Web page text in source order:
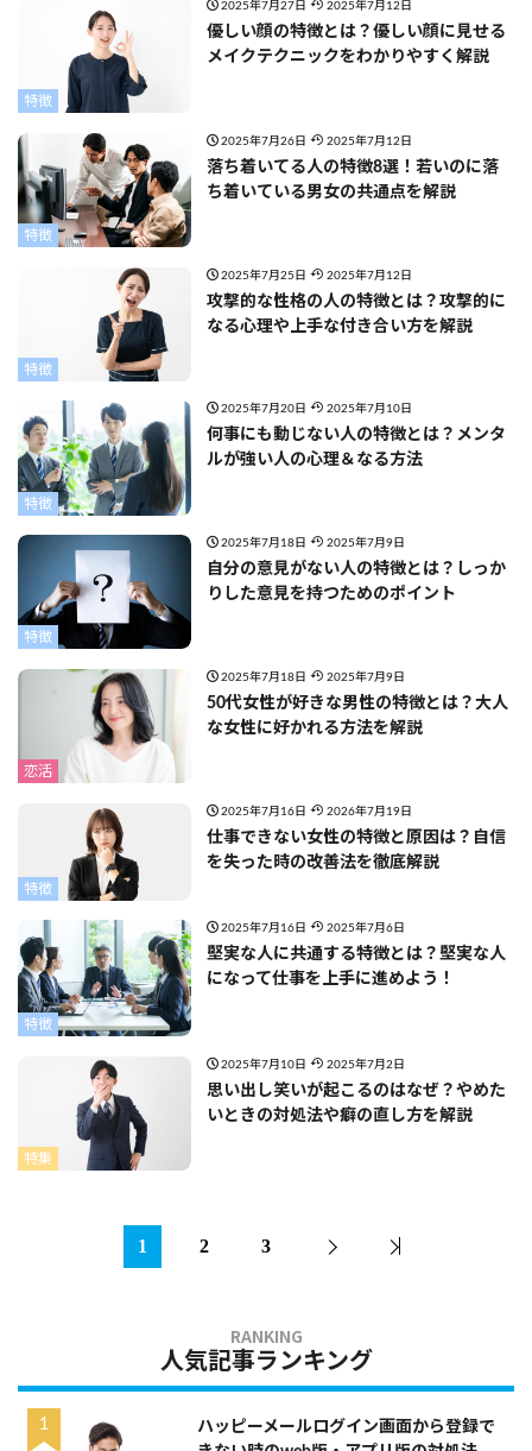
特徴
2025年7月27日 2025年7月12日
優しい顔の特徴とは？優しい顔に見せる
メイクテクニックをわかりやすく解説
特徴
2025年7月26日 2025年7月12日
落ち着いてる人の特徴8選！若いのに落
ち着いている男女の共通点を解説
特徴
2025年7月25日 2025年7月12日
攻撃的な性格の人の特徴とは？攻撃的に
なる心理や上手な付き合い方を解説
特徴
2025年7月20日 2025年7月10日
何事にも動じない人の特徴とは？メンタ
ルが強い人の心理＆なる方法
特徴
2025年7月18日 2025年7月9日
自分の意見がない人の特徴とは？しっか
りした意見を持つためのポイント
恋活
2025年7月18日 2025年7月9日
50代女性が好きな男性の特徴とは？大人
な女性に好かれる方法を解説
特徴
2025年7月16日 2026年7月19日
仕事できない女性の特徴と原因は？自信
を失った時の改善法を徹底解説
特徴
2025年7月16日 2025年7月6日
堅実な人に共通する特徴とは？堅実な人
になって仕事を上手に進めよう！
特集
2025年7月10日 2025年7月2日
思い出し笑いが起こるのはなぜ？やめた
いときの対処法や癖の直し方を解説
1 2 3
人気記事ランキング
ハッピーメールログイン画面から登録で